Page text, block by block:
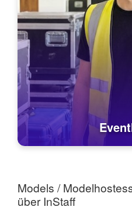
Models /
über InStaff